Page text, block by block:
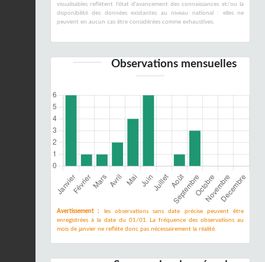
visualisables reflètent l'état d'avancement des connaissances et/ou la
disponibilité des données existantes au niveau national : elles ne
peuvent en aucun cas être considérées comme exhaustives.
Observations mensuelles
Avertissement :
les observations sans date précise peuvent être
enregistrées à la date du 01/01. La fréquence des observations au
mois de janvier ne reflète donc pas nécessairement la réalité.